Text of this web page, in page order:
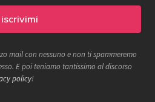
mail con nessuno e non ti spammeremo
E poi teniamo tantissimo al discorso
policy!